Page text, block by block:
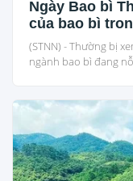
Ngày Bao bì
của bao bì
(STNN) - Thường bị
ngành bao bì đang nỗ